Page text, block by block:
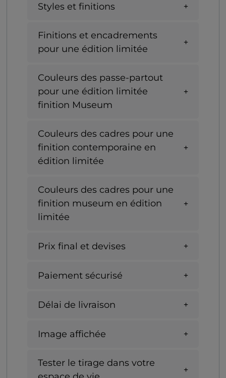
Styles et finitions
Finitions et encadrements
pour une édition limitée
Couleurs des passe-partout
pour une édition limitée
finition Museum
Couleurs des cadres pour une
finition contemporaine en
édition limitée
Couleurs des cadres pour une
finition museum en édition
limitée
Prix final et devises
Paiement sécurisé
Délai de livraison
Image affichée
Tester le tirage dans votre